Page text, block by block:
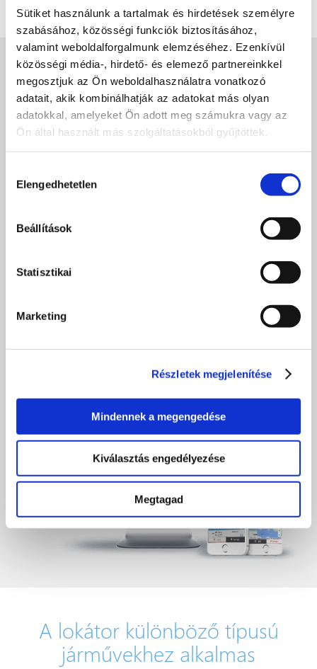
Sütiket használunk a tartalmak és hirdetések személyre
szabásához, közösségi funkciók biztosításához,
valamint weboldalforgalmunk elemzéséhez. Ezenkívül
közösségi média-, hirdető- és elemező partnereinkkel
megosztjuk az Ön weboldalhasználatra vonatkozó
adatait, akik kombinálhatják az adatokat más olyan
adatokkal, amelyeket Ön adott meg számukra vagy az
Ön által használt más szolgáltatásokból gyűjtöttek.
kiválasztása
Elengedhetetlen
Beállítások
Statisztikai
Marketing
Részletek megjelenítése
Mindennek a megengedése
Kiválasztás engedélyezése
Megtagad
Albi s.r.o. személyzeti igazgatója
GPS Dozor rendszer
Real-time nyomkövetés a térképen
Az összes útvonal története
A megtett távolság ellenőrzése
Figyelmeztetés a területekre
Online nyomkövetés, útnyilvántartás, a fogyasztás
ellenőrzése, értesítés a szokatlan eseményekről. És még sok
A lokátor különböző típusú
járművekhez alkalmas